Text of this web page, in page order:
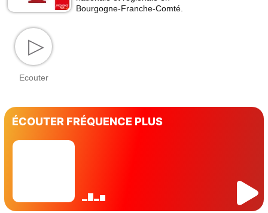
Bourgogne-Franche-Comté.
▷
Ecouter
ÉCOUTER FRÉQUENCE PLUS